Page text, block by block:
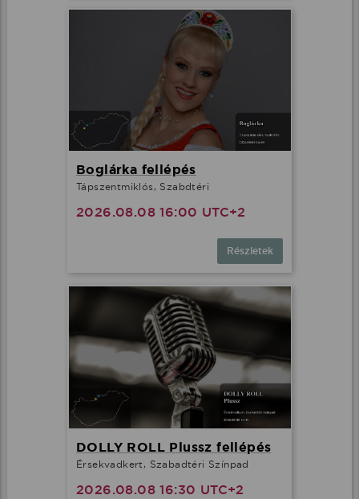
Boglárka fellépés
Tápszentmiklós, Szabdtéri
2026.08.08 16:00 UTC+2
Részletek
DOLLY ROLL Plussz fellépés
Érsekvadkert, Szabadtéri Színpad
2026.08.08 16:30 UTC+2